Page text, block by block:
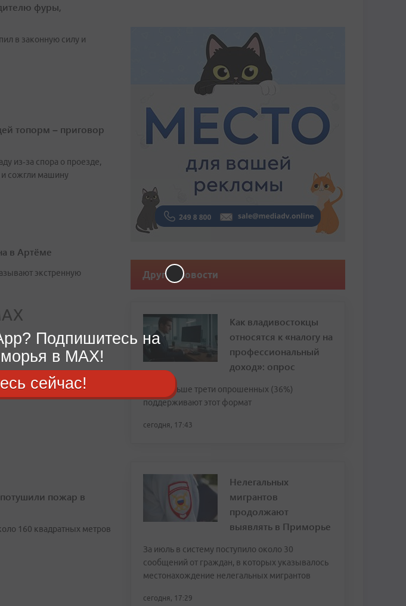
фуры,
в законную силу и
топорм – приговор
из‑за спора о проезде,
и сожгли машину
в Артёме
экстренную
и повредил авто
пожар в
160 квадратных метров
Другие новости
Как владивостокцы
относятся к «налогу на
профессиональный
доход»: опрос
Чуть больше трети опрошенных (36%)
поддерживают этот формат
сегодня, 17:43
Нелегальных
мигрантов
продолжают
выявлять в Приморье
За июль в систему поступило около 30
сообщений от граждан, в которых указывалось
местонахождение нелегальных мигрантов
сегодня, 17:29
Подпишитесь на
в MAX!
сейчас!